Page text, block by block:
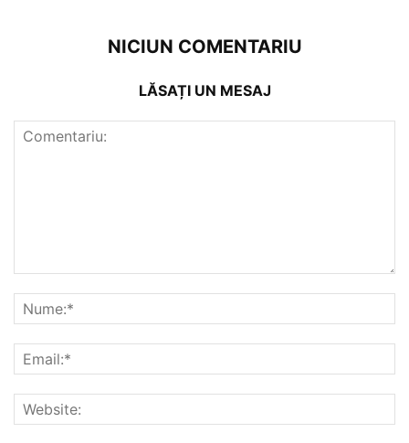
NICIUN COMENTARIU
LĂSAȚI UN MESAJ